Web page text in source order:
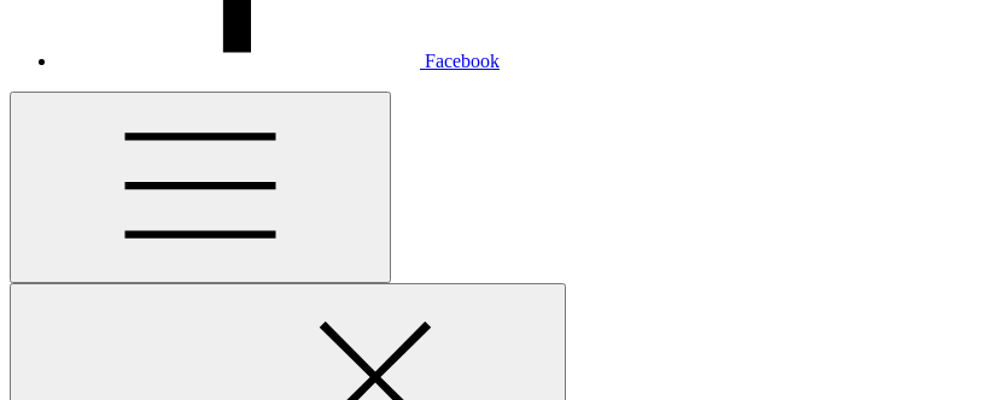
Facebook